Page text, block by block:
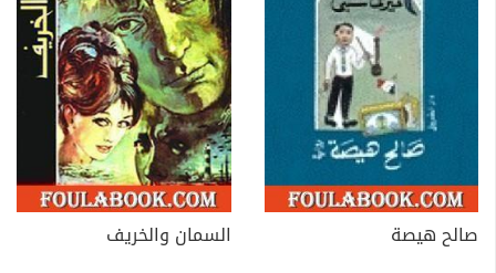
صالح هيصة
السمان والخريف